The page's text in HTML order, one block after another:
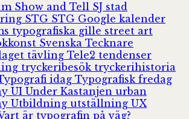
Show and Tell SJ stad
STG STG Google kalender
typografiska gille street art
Svenska Tecknare
tävling Tele2 tendenser
tryckeribesök tryckerihistoria
idag Typografisk fredag
UI Under Kastanjen urban
Utbildning utställning UX
är typografin på väg?